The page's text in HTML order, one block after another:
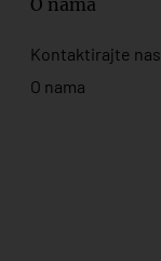
Kontaktirajte nas
O nama